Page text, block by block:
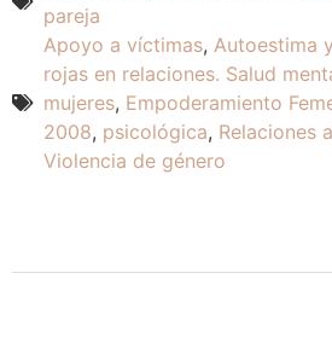
pareja
Apoyo a víctimas, Autoestima
rojas en relaciones. Salud
mujeres, Empoderamiento
2008, psicológica, Relaciones
Violencia de género